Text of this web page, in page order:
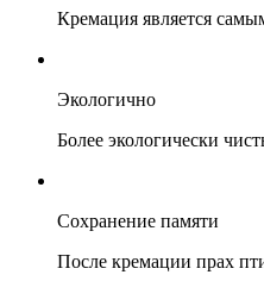
Кремация является
Экологично
Более экологически
Сохранение памяти
После кремации прах